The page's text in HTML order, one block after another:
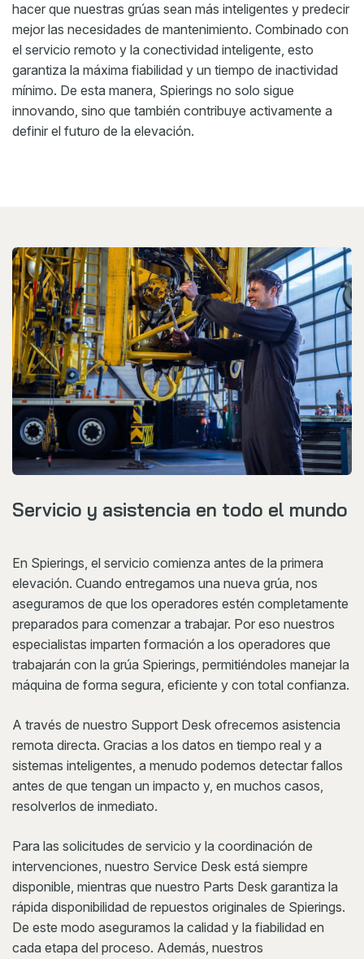
hacer que nuestras grúas sean más inteligentes y predecir
mejor las necesidades de mantenimiento. Combinado con
el servicio remoto y la conectividad inteligente, esto
garantiza la máxima fiabilidad y un tiempo de inactividad
mínimo. De esta manera, Spierings no solo sigue
innovando, sino que también contribuye activamente a
definir el futuro de la elevación.
Servicio y asistencia en todo el mundo
En Spierings, el servicio comienza antes de la primera
elevación. Cuando entregamos una nueva grúa, nos
aseguramos de que los operadores estén completamente
preparados para comenzar a trabajar. Por eso nuestros
especialistas imparten formación a los operadores que
trabajarán con la grúa Spierings, permitiéndoles manejar la
máquina de forma segura, eficiente y con total confianza.
A través de nuestro Support Desk ofrecemos asistencia
remota directa. Gracias a los datos en tiempo real y a
sistemas inteligentes, a menudo podemos detectar fallos
antes de que tengan un impacto y, en muchos casos,
resolverlos de inmediato.
Para las solicitudes de servicio y la coordinación de
intervenciones, nuestro Service Desk está siempre
disponible, mientras que nuestro Parts Desk garantiza la
rápida disponibilidad de repuestos originales de Spierings.
De este modo aseguramos la calidad y la fiabilidad en
cada etapa del proceso. Además, nuestros